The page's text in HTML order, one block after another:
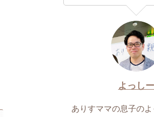
よっしー
ありすママの息子の